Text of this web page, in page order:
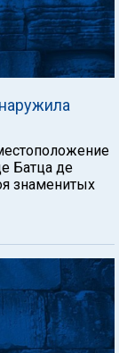
Батца де
знаменитых